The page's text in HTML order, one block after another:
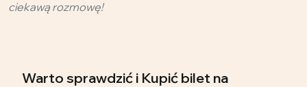
ciekawą rozmowę!
Warto sprawdzić i Kupić bilet na